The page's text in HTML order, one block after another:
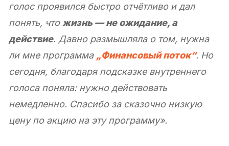
голос проявился быстро отчётливо и дал
понять, что жизнь — не ожидание, а
действие. Давно размышляла о том, нужна
ли мне программа „Финансовый поток“. Но
сегодня, благодаря подсказке внутреннего
голоса поняла: нужно действовать
немедленно. Спасибо за сказочно низкую
цену по акцию на эту программу».